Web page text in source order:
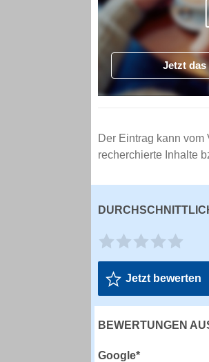
Jetzt das
Der Eintrag kann vom
recherchierte Inhalte
Jetzt bewerten
BEWERTUNGEN
Google*